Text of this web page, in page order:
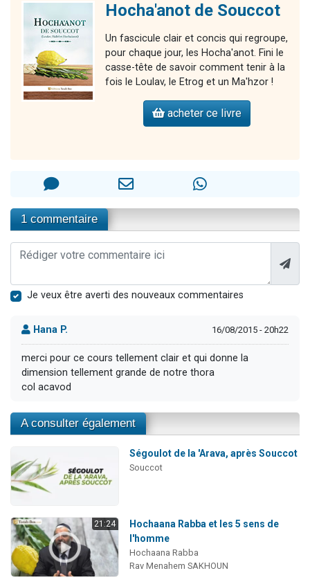
Hocha'anot de Souccot
Un fascicule clair et concis qui regroupe,
pour chaque jour, les Hocha'anot. Fini le
casse-tête de savoir comment tenir à la
fois le Loulav, le Etrog et un Ma'hzor !
acheter ce livre
1 commentaire
Je veux être averti des nouveaux commentaires
Hana P. 16/08/2015 - 20h22
merci pour ce cours tellement clair et qui donne la
dimension tellement grande de notre thora
col acavod
A consulter également
Ségoulot de la 'Arava, après Souccot
Souccot
21:24
Hochaana Rabba et les 5 sens de
l'homme
Hochaana Rabba
Rav Menahem SAKHOUN